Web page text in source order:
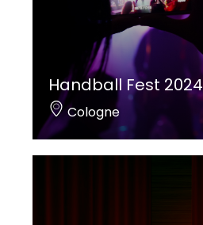
Handball Fest 2024
Cologne